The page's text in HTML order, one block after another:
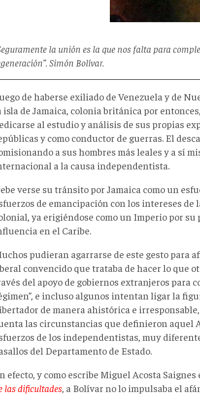
la unión es la que nos falta para
Simón Bolívar.
de haberse exiliado de Venezuela y de
isla de Jamaica, colonia británica por
al estudio y análisis de sus propias
y como conductor de guerras. El
a sus hombres más leales y a sí
a la causa independentista.
verse su tránsito por Jamaica como un
de emancipación con los intereses
ya erigiéndose como un Imperio por su
en el Caribe.
pudieran agarrarse de este gesto para
convencido que trataba de hacer lo que
del apoyo de gobiernos extranjeros para
e incluso algunos intentan ligar la
de manera ahistórica e
las circunstancias que definieron aquel
de los independentistas, muy
del Departamento de Estado.
efecto, y como escribe Miguel Acosta Saignes
las dificultades, a Bolívar no lo impulsaba el